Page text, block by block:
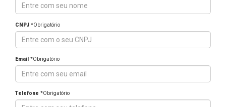
CNPJ *Obrigatório
Email *Obrigatório
Telefone *Obrigatório